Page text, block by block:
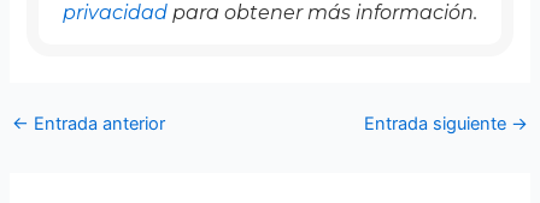
privacidad para obtener más información.
← Entrada anterior Entrada siguiente →